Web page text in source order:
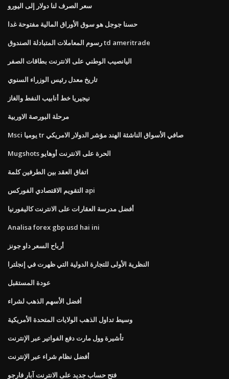
سعر الصرف لنا دولار إلى اليورو
حسنا جوجل هو سوق الأوراق المالية مفتوحة غدا
رسوم المعاملات المتبادلة الصندوق td ameritrade
اليانصيب الوطني على الانترنت بطاقات الصفر
تاريخ معدل رئيس الوزراء السنوي
نيجيريا خط أنابيب النفط والغاز
مرحلة البورصة الاوربية
Msci يوميا tr صافي الأسواق الناشئة الهند مؤشر الدولار الامريكي
Mugshots الحرة على الانترنت أوهايو
اتفاق العقد بين الطرفين كلمة
التقويم الاقتصادي الفوركس api
أفضل مدرسة العقارات على الانترنت كاليفورنيا
Analisa forex gbp usd hai ini
أرباح السعر داو جونز
النظرية الأولى للتجارة الدولية التي ظهرت في إنجلترا
عودة المستقبل
أفضل الأسهم الذهب لشراء
وسيط تداول الذهب الولايات المتحدة الأمريكية
تأشيرة وول مارت دفع الفواتير عبر الإنترنت
أفضل نظام شراء عبر الإنترنت
فتح حساب جديد على الانترنت آبار فارجو